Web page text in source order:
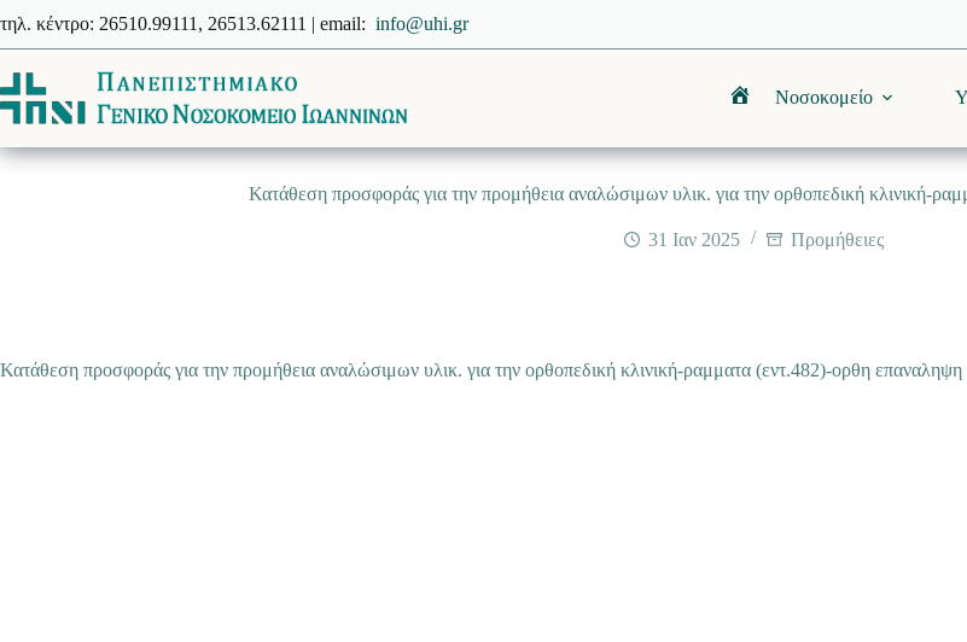
στο
περιεχόμενο
τηλ. κέντρο: 26510.99111, 26513.62111 | email: info@uhi.gr
ΑρχικήΝοσοκομείο
Κατάθεση προσφοράς για την προμήθεια αναλώσιμων υλικ. για την ορθοπεδική κλινική-
31 Ιαν 2025 Προμήθειες
Κατάθεση προσφοράς για την προμήθεια αναλώσιμων υλικ. για την ορθοπεδική κλινική-ραμματα (εντ.482)-ορθη επαναληψη